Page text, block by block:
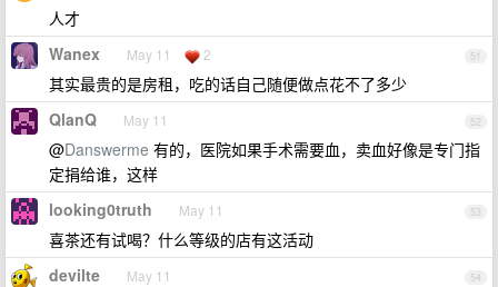
人才
51
Wanex May 11 2
其实最贵的是房租，吃的话自己随便做点花不了多少
52
QlanQ May 11
@Danswerme 有的，医院如果手术需要血，卖血好像是专门指
定捐给谁，这样
53
looking0truth May 11
喜茶还有试喝？什么等级的店有这活动
54
devilte May 11